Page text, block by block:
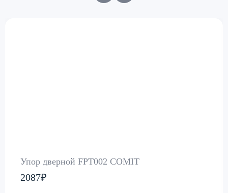
Упор дверной FPT002 COMIT
2087₽